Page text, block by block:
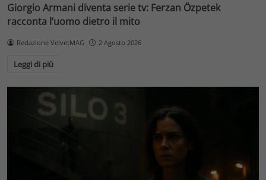
Giorgio Armani diventa serie tv: Ferzan Özpetek
racconta l’uomo dietro il mito
Redazione VelvetMAG 2 Agosto 2026
Leggi di più